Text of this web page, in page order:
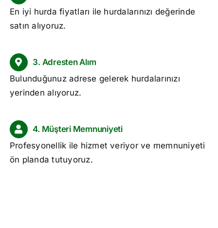
En iyi hurda fiyatları ile hurdalarınızı değerinde
satın alıyoruz.
3. Adresten Alım
Bulunduğunuz adrese gelerek hurdalarınızı
yerinden alıyoruz.
4. Müşteri Memnuniyeti
Profesyonellik ile hizmet veriyor ve memnuniyeti
ön planda tutuyoruz.